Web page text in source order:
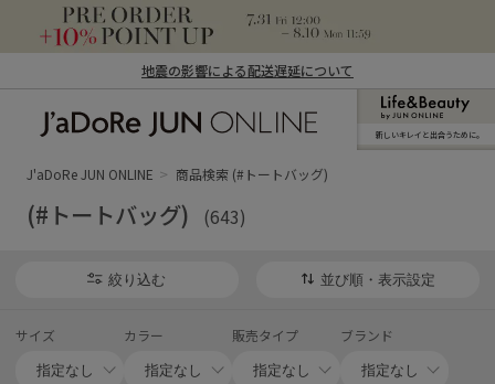
地震の影響による配送遅延について
ン オンライン）
新しいキレイと出合うために。
J'aDoRe JUN ONLINE 商品検索 (#トートバッグ)
(#トートバッグ) (643)
絞り込む 並び順・表示設定
サイズ カラー 販売タイプ ブランド